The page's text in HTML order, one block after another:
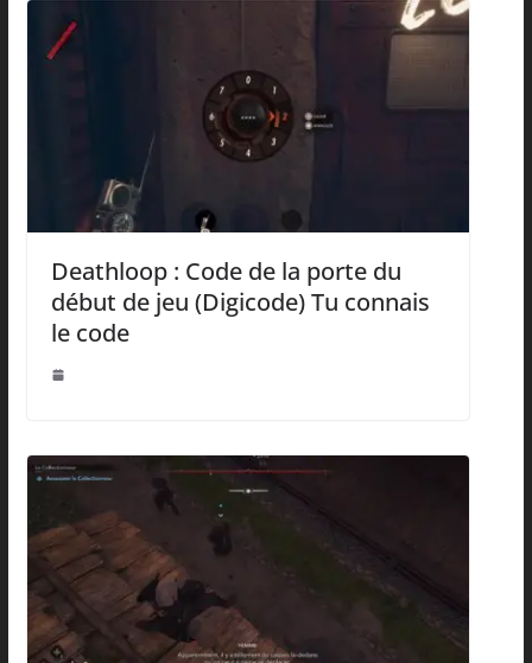
Deathloop : Code de la porte du
début de jeu (Digicode) Tu connais
le code